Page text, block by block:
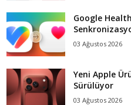
Google
03 Ağustos 2026
Yeni Apple
Sürülüyor
03 Ağustos 2026